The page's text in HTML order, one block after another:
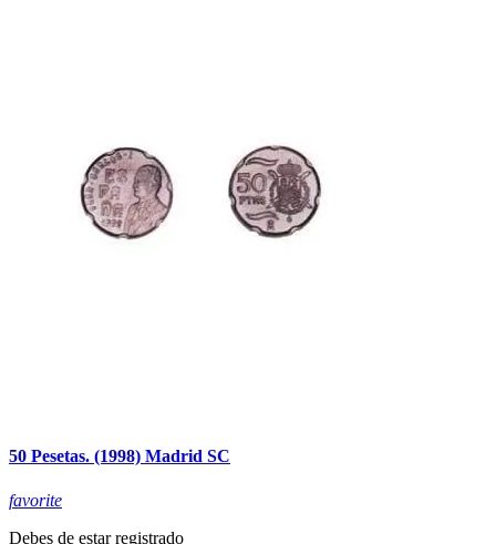
50 Pesetas. (1998) Madrid SC
favorite
Debes de estar registrado